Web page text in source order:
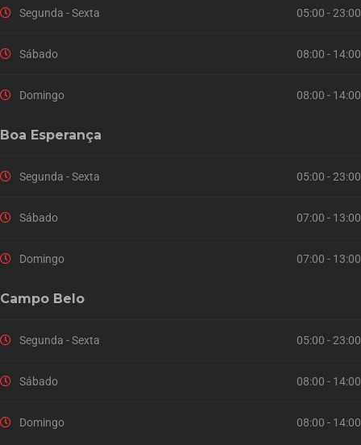
Segunda - Sexta 05:00 - 23:00
Sábado 08:00 - 14:00
Domingo 08:00 - 14:00
Boa Esperança
Segunda - Sexta 05:00 - 23:00
Sábado 07:00 - 13:00
Domingo 07:00 - 13:00
Campo Belo
Segunda - Sexta 05:00 - 23:00
Sábado 08:00 - 14:00
Domingo 08:00 - 14:00